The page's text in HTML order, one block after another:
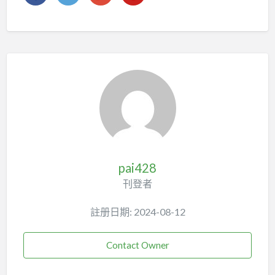
pai428
刊登者
註册日期: 2024-08-12
Contact Owner